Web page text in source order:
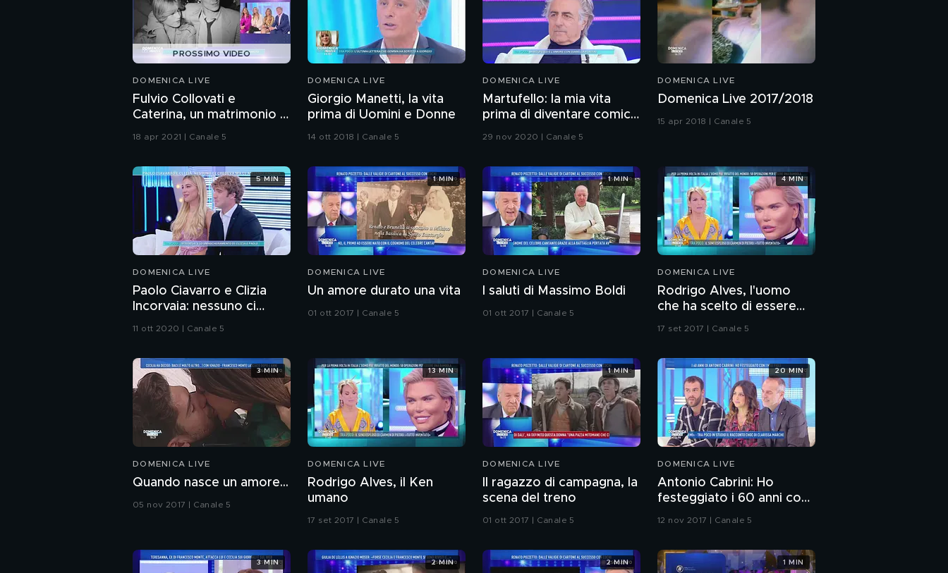
PROSSIMO VIDEO
DOMENICA LIVE
Fulvio Collovati e
Caterina, un matrimonio e
due figlie
18 apr 2021 | Canale 5
DOMENICA LIVE
Giorgio Manetti, la vita
prima di Uomini e Donne
14 ott 2018 | Canale 5
DOMENICA LIVE
Martufello: la mia vita
prima di diventare comico
e le mie donne
29 nov 2020 | Canale 5
DOMENICA LIVE
Domenica Live 2017/2018
15 apr 2018 | Canale 5
DOMENICA LIVE
Paolo Ciavarro e Clizia
Incorvaia: nessuno ci
credeva ma ci amiamo
11 ott 2020 | Canale 5
5 MIN
DOMENICA LIVE
Un amore durato una vita
01 ott 2017 | Canale 5
1 MIN
DOMENICA LIVE
I saluti di Massimo Boldi
01 ott 2017 | Canale 5
1 MIN
DOMENICA LIVE
Rodrigo Alves, l'uomo
che ha scelto di essere
17 set 2017 | Canale 5
4 MIN
DOMENICA LIVE
Quando nasce un amore...
05 nov 2017 | Canale 5
3 MIN
DOMENICA LIVE
Rodrigo Alves, il Ken
umano
17 set 2017 | Canale 5
13 MIN
DOMENICA LIVE
Il ragazzo di campagna, la
scena del treno
01 ott 2017 | Canale 5
1 MIN
DOMENICA LIVE
Antonio Cabrini: Ho
festeggiato i 60 anni con i
12 nov 2017 | Canale 5
20 MIN
3 MIN 2 MIN 2 MIN 1 MIN